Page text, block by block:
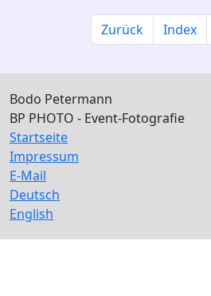
Zurück Index
Bodo Petermann
BP PHOTO - Event-Fotografie
Startseite
Impressum
E-Mail
Deutsch
English